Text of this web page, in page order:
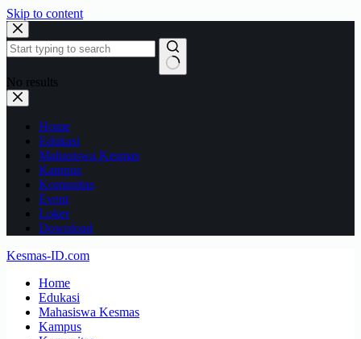
Skip to content
No results
Home
Edukasi
Mahasiswa Kesmas
Kampus
Komunitas
Event
Loker
Download
Kesmas-ID.com
Home
Edukasi
Mahasiswa Kesmas
Kampus